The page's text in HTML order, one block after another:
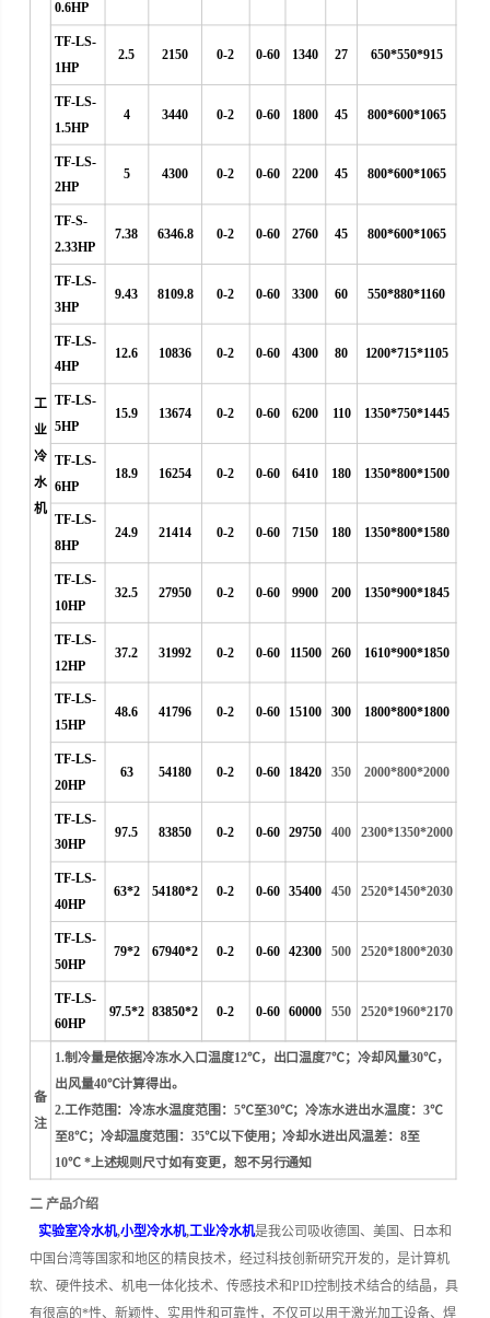
工
业
冷
水
机
0.6HP
TF-LS-
1HP
2.5 2150 0-2 0-60 1340 27 650*550*915
TF-LS-
1.5HP
4 3440 0-2 0-60 1800 45 800*600*1065
TF-LS-
2HP
5 4300 0-2 0-60 2200 45 800*600*1065
TF-S-
2.33HP
7.38 6346.8 0-2 0-60 2760 45 800*600*1065
TF-LS-
3HP
9.43 8109.8 0-2 0-60 3300 60 550*880*1160
TF-LS-
4HP
12.6 10836 0-2 0-60 4300 80 1200*715*1105
TF-LS-
5HP
15.9 13674 0-2 0-60 6200 110 1350*750*1445
TF-LS-
6HP
18.9 16254 0-2 0-60 6410 180 1350*800*1500
TF-LS-
8HP
24.9 21414 0-2 0-60 7150 180 1350*800*1580
TF-LS-
10HP
32.5 27950 0-2 0-60 9900 200 1350*900*1845
TF-LS-
12HP
37.2 31992 0-2 0-60 11500 260 1610*900*1850
TF-LS-
15HP
48.6 41796 0-2 0-60 15100 300 1800*800*1800
TF-LS-
20HP
63 54180 0-2 0-60 18420 350 2000*800*2000
TF-LS-
30HP
97.5 83850 0-2 0-60 29750 400 2300*1350*2000
TF-LS-
40HP
63*2 54180*2 0-2 0-60 35400 450 2520*1450*2030
TF-LS-
50HP
79*2 67940*2 0-2 0-60 42300 500 2520*1800*2030
TF-LS-
60HP
97.5*2 83850*2 0-2 0-60 60000 550 2520*1960*2170
备
注
1.制冷量是依据冷冻水入口温度12℃，出口温度7℃；冷却风量30℃，
出风量40℃计算得出。
2.工作范围：冷冻水温度范围：5℃至30℃；冷冻水进出水温度：3℃
至8℃；冷却温度范围：35℃以下使用；冷却水进出风温差：8至
10℃ *上述规则尺寸如有变更，恕不另行通知
二 产品介绍
实验室冷水机,小型冷水机,工业冷水机是我公司吸收德国、美国、日本和
中国台湾等国家和地区的精良技术，经过科技创新研究开发的，是计算机
软、硬件技术、机电一体化技术、传感技术和PID控制技术结合的结晶，具
有很高的*性、新颖性、实用性和可靠性，不仅可以用于激光加工设备、焊